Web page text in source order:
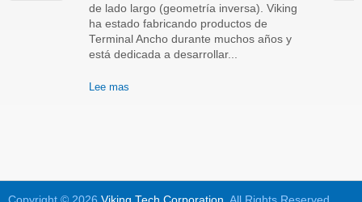
de lado largo (geometría inversa). Viking
ha estado fabricando productos de
Terminal Ancho durante muchos años y
está dedicada a desarrollar...
Lee mas